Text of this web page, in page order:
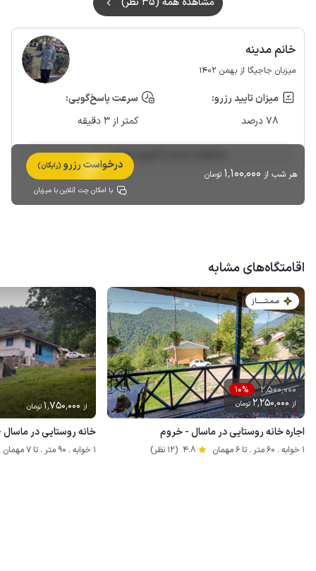
خانم مدینه
میزبان جاجیگا از بهمن 1402
میزان تایید رزرو:
78 درصد
سرعت پاسخ‌گویی:
کمتر از 3 دقیقه
مشاهده حساب کاربری میزبان
هر شب از 1٬100٬000 تومان
درخواست رزرو (رایگان)
با امکان چت آنلاین با میزبان
اقامتگاه‌های مشابه
مـمـتــــــاز
2٬500٬000 10%
از 2٬250٬000تومان
اجاره خانه روستایی در ماسال - خروم
1 خوابه . 60 متر . تا 6 مهمان 4.8 (12 نظر)
از 1٬750٬000 تومان
خانه روستایی در ماسال
1 خوابه . 90 متر . تا 7 مهمان